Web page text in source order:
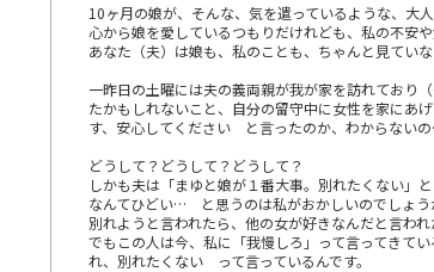
10ヶ月の娘が、そんな、気を遣っているような、大
心から娘を愛しているつもりだけれども、私の不安
あなた（夫）は娘も、私のことも、ちゃんと見てい
一昨日の土曜には夫の義両親が我が家を訪れており
たかもしれないこと、自分の留守中に女性を家にあ
す、安心してください と言ったのか、わからない
どうして？どうして？どうして？
しかも夫は「まゆと娘が１番大事。別れたくない」と
なんてひどい… と思うのは私がおかしいのでしょう
別れようと言われたら、他の女が好きなんだと言わ
でもこの人は今、私に「我慢しろ」って言ってきて
れ、別れたくない って言っているんです。